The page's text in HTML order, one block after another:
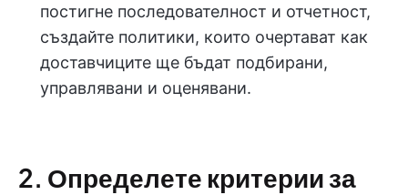
постигне последователност и отчетност,
създайте политики, които очертават как
доставчиците ще бъдат подбирани,
управлявани и оценявани.
2. Определете критерии за